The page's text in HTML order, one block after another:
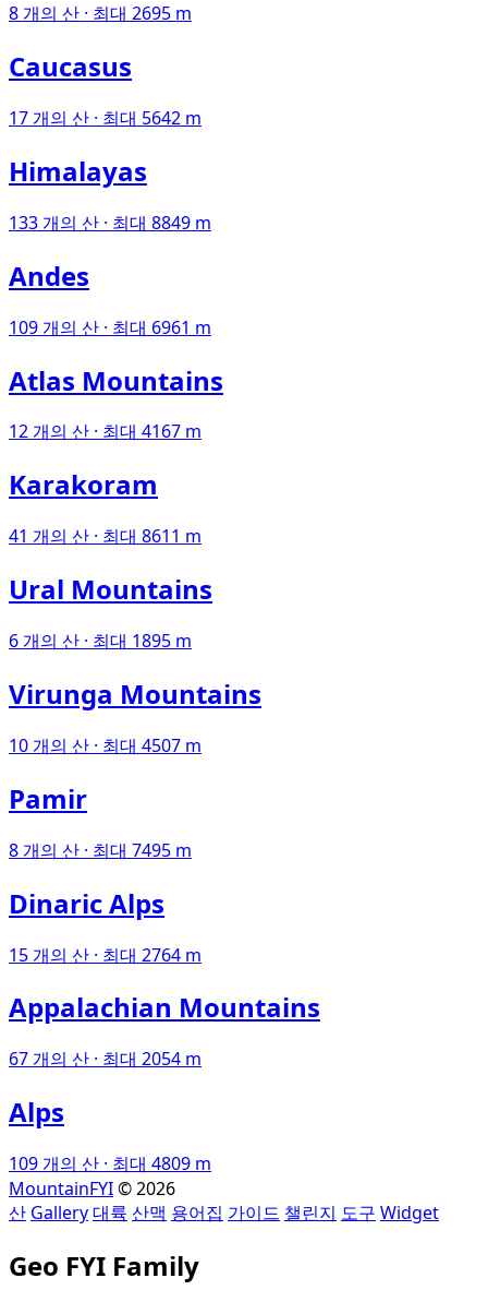
8 개의 산 · 최대 2695 m
Caucasus
17 개의 산 · 최대 5642 m
Himalayas
133 개의 산 · 최대 8849 m
Andes
109 개의 산 · 최대 6961 m
Atlas Mountains
12 개의 산 · 최대 4167 m
Karakoram
41 개의 산 · 최대 8611 m
Ural Mountains
6 개의 산 · 최대 1895 m
Virunga Mountains
10 개의 산 · 최대 4507 m
Pamir
8 개의 산 · 최대 7495 m
Dinaric Alps
15 개의 산 · 최대 2764 m
Appalachian Mountains
67 개의 산 · 최대 2054 m
Alps
109 개의 산 · 최대 4809 m
MountainFYI© 2026
산 Gallery대륙 산맥 용어집 가이드 챌린지 도구 Widget
Geo FYI Family